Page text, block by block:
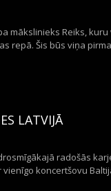
mākslinieks Reiks,
repā. Šis būs viņa
LATVIJĀ
radošās
koncertšovu